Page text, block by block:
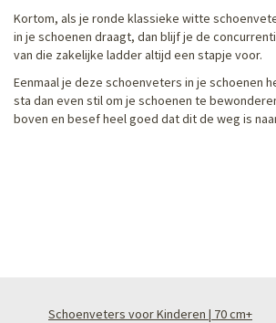
Kortom, als je ronde klassieke witte
in je schoenen draagt, dan blijf je de
van die zakelijke ladder altijd een stapje voor.
Eenmaal je deze schoenveters in je schoenen
sta dan even stil om je schoenen te
boven en besef heel goed dat dit de weg is
Schoenveters voor Kinderen | 70 cm+